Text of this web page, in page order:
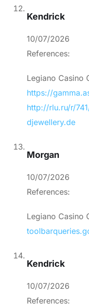
Kendrick
10/07/2026
References:
Legiano Casino
https://
http://rlu.ru/r/
djewellery.de
Morgan
10/07/2026
References:
Legiano Casino
Kendrick
10/07/2026
References: